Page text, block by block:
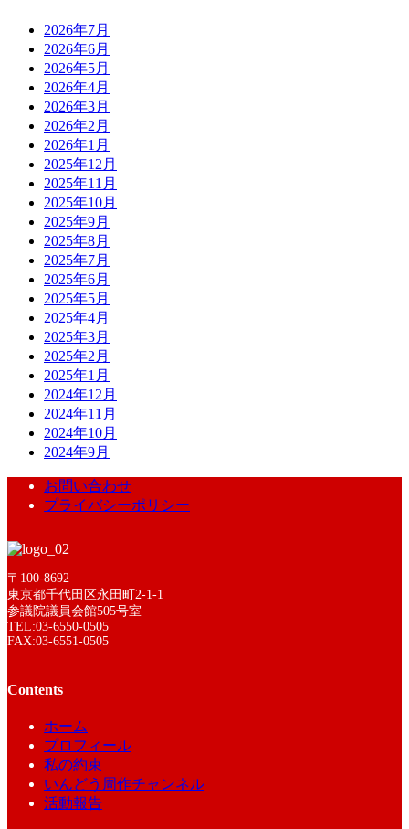
2026年7月
2026年6月
2026年5月
2026年4月
2026年3月
2026年2月
2026年1月
2025年12月
2025年11月
2025年10月
2025年9月
2025年8月
2025年7月
2025年6月
2025年5月
2025年4月
2025年3月
2025年2月
2025年1月
2024年12月
2024年11月
2024年10月
2024年9月
お問い合わせ
プライバシーポリシー
〒100-8692
東京都千代田区永田町2-1-1
参議院議員会館505号室
TEL:03-6550-0505
FAX:03-6551-0505
Contents
ホーム
プロフィール
私の約束
いんどう周作チャンネル
活動報告